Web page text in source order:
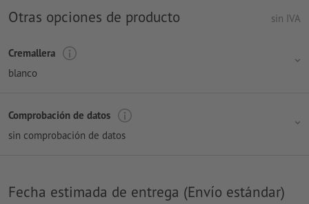
Otras opciones de producto sin IVA
Cremallera
blanco
Comprobación de datos
sin comprobación de datos
Fecha estimada de entrega (Envío estándar)